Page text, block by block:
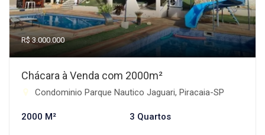
R$ 3.000.000
Chácara à Venda com 2000m²
Condominio Parque Nautico Jaguari, Piracaia-SP
2000 M² 3 Quartos